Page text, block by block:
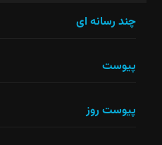
نباید
چند رسانه ای
پیوست
پیوست روز